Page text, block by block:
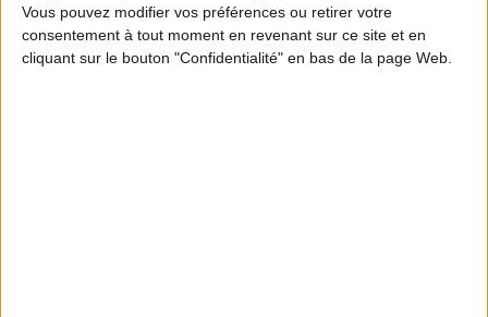
Vous pouvez modifier vos préférences ou retirer votre
consentement à tout moment en revenant sur ce site et en
cliquant sur le bouton "Confidentialité" en bas de la page Web.